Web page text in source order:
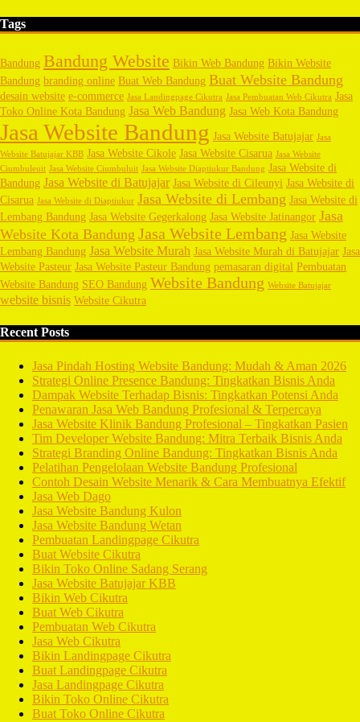
Tags
Bandung Bandung Website Bikin Web Bandung Bikin Website
Bandung branding online Buat Web Bandung Buat Website Bandung
desain website e-commerce Jasa Landingpage Cikutra Jasa Pembuatan Web Cikutra Jasa
Toko Online Kota Bandung Jasa Web Bandung Jasa Web Kota Bandung
Jasa Website Bandung Jasa Website Batujajar Jasa
Website Batujajar KBB Jasa Website Cikole Jasa Website Cisarua Jasa Website
Ciumbuleuit Jasa Website Ciumbuluit Jasa Website Diaptiukur Bandung Jasa Website di
Bandung Jasa Website di Batujajar Jasa Website di Cileunyi Jasa Website di
Cisarua Jasa Website di Diaptiukur Jasa Website di Lembang Jasa Website di
Lembang Bandung Jasa Website Gegerkalong Jasa Website Jatinangor Jasa
Website Kota Bandung Jasa Website Lembang Jasa Website
Lembang Bandung Jasa Website Murah Jasa Website Murah di Batujajar Jasa
Website Pasteur Jasa Website Pasteur Bandung pemasaran digital Pembuatan
Website Bandung SEO Bandung Website Bandung Website Batujajar
website bisnis Website Cikutra
Recent Posts
Jasa Pindah Hosting Website Bandung: Mudah & Aman 2026
Strategi Online Presence Bandung: Tingkatkan Bisnis Anda
Dampak Website Terhadap Bisnis: Tingkatkan Potensi Anda
Penawaran Jasa Web Bandung Profesional & Terpercaya
Jasa Website Klinik Bandung Profesional – Tingkatkan Pasien
Tim Developer Website Bandung: Mitra Terbaik Bisnis Anda
Strategi Branding Online Bandung: Tingkatkan Bisnis Anda
Pelatihan Pengelolaan Website Bandung Profesional
Contoh Desain Website Menarik & Cara Membuatnya Efektif
Jasa Web Dago
Jasa Website Bandung Kulon
Jasa Website Bandung Wetan
Pembuatan Landingpage Cikutra
Buat Website Cikutra
Bikin Toko Online Sadang Serang
Jasa Website Batujajar KBB
Bikin Web Cikutra
Buat Web Cikutra
Pembuatan Web Cikutra
Jasa Web Cikutra
Bikin Landingpage Cikutra
Buat Landingpage Cikutra
Jasa Landingpage Cikutra
Bikin Toko Online Cikutra
Buat Toko Online Cikutra